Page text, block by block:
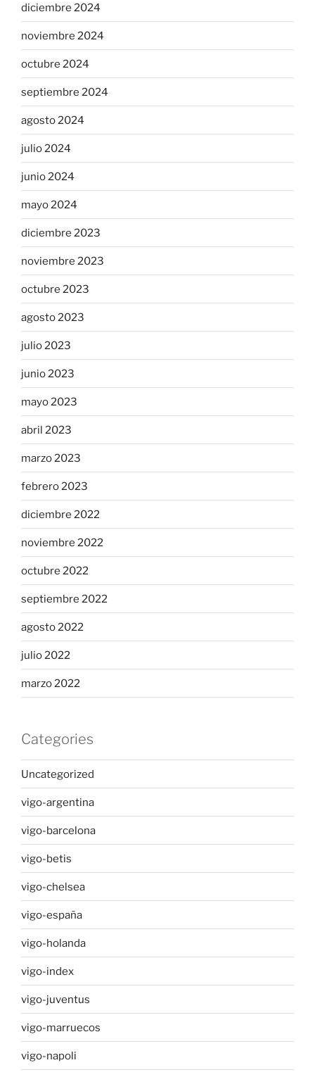
diciembre 2024
noviembre 2024
octubre 2024
septiembre 2024
agosto 2024
julio 2024
junio 2024
mayo 2024
diciembre 2023
noviembre 2023
octubre 2023
agosto 2023
julio 2023
junio 2023
mayo 2023
abril 2023
marzo 2023
febrero 2023
diciembre 2022
noviembre 2022
octubre 2022
septiembre 2022
agosto 2022
julio 2022
marzo 2022
Categories
Uncategorized
vigo-argentina
vigo-barcelona
vigo-betis
vigo-chelsea
vigo-españa
vigo-holanda
vigo-index
vigo-juventus
vigo-marruecos
vigo-napoli